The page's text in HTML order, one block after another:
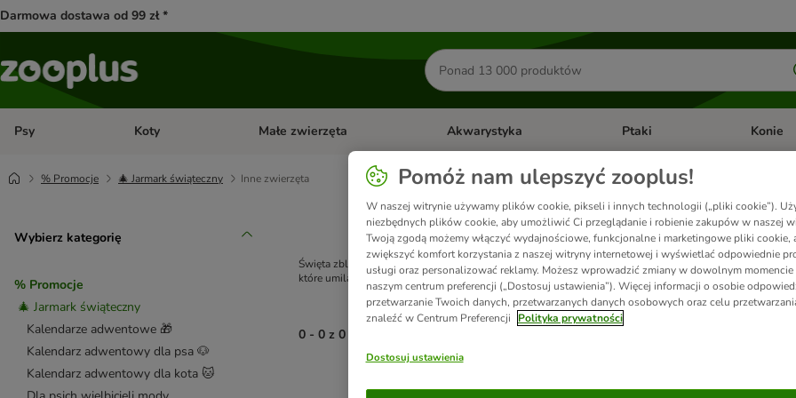
Darmowa dostawa od 99 zł *
Szukaj
produktów
Psy Otwórz menu kategorii: Psy
Koty Otwórz menu kategorii: Koty
Małe zwierzęta Otwórz menu kategorii: Małe zwierzęta
Akwarystyka Otwórz menu kategorii:
Ptaki Otwórz
Konie
% Promocje 🎄 Jarmark świąteczny Inne zwierzęta
Wybierz kategorię
% Promocje
🎄 Jarmark świąteczny
Kalendarze adwentowe 🎁
Kalendarz adwentowy dla psa 🐶
Kalendarz adwentowy dla kota 🐱
Święta zbliżają się szybciej, niż się spodziewasz 🎅🏻. Zaskocz swojego pupila w Adwencie
które umilą każdy dzień Twojemu ulubieńcowi.
0 - 0 z 0 wyników
Pomóż nam ulepszyć zooplus!
W naszej witrynie używamy plików cookie, pikseli i innych technologii („pliki cookie”).
niezbędnych plików cookie, aby umożliwić Ci przeglądanie i robienie zakupów w naszej
Twoją zgodą możemy włączyć wydajnościowe, funkcjonalne i marketingowe pliki cookie,
zwiększyć komfort korzystania z naszej witryny internetowej i wyświetlać odpowiednie
usługi oraz personalizować reklamy. Możesz wprowadzić zmiany w dowolnym momencie
naszym centrum preferencji („Dostosuj ustawienia”). Więcej informacji o osobie
przetwarzanie Twoich danych, przetwarzanych danych osobowych oraz celu
znaleźć w Centrum Preferencji
Polityka prywatności
Dostosuj ustawienia